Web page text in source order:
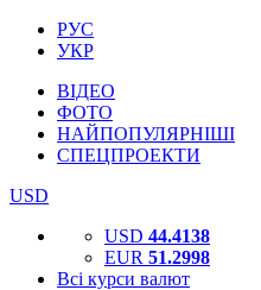
РУС
УКР
ВІДЕО
ФОТО
НАЙПОПУЛЯРНІШІ
СПЕЦПРОЕКТИ
USD
USD 44.4138
EUR 51.2998
Всі курси валют